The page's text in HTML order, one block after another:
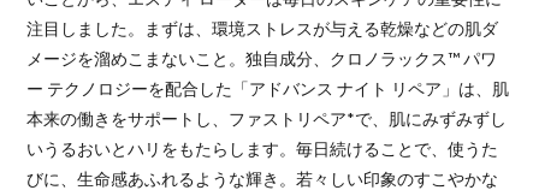
注目しました。まずは、環境ストレスが与える乾燥などの肌ダ
メージを溜めこまないこと。独自成分、クロノラックス™ パワ
ー テクノロジーを配合した「アドバンス ナイト リペア」は、肌
本来の働きをサポートし、ファストリペア*で、肌にみずみずし
いうるおいとハリをもたらします。毎日続けることで、使うた
びに、生命感あふれるような輝き。若々しい印象のすこやかな